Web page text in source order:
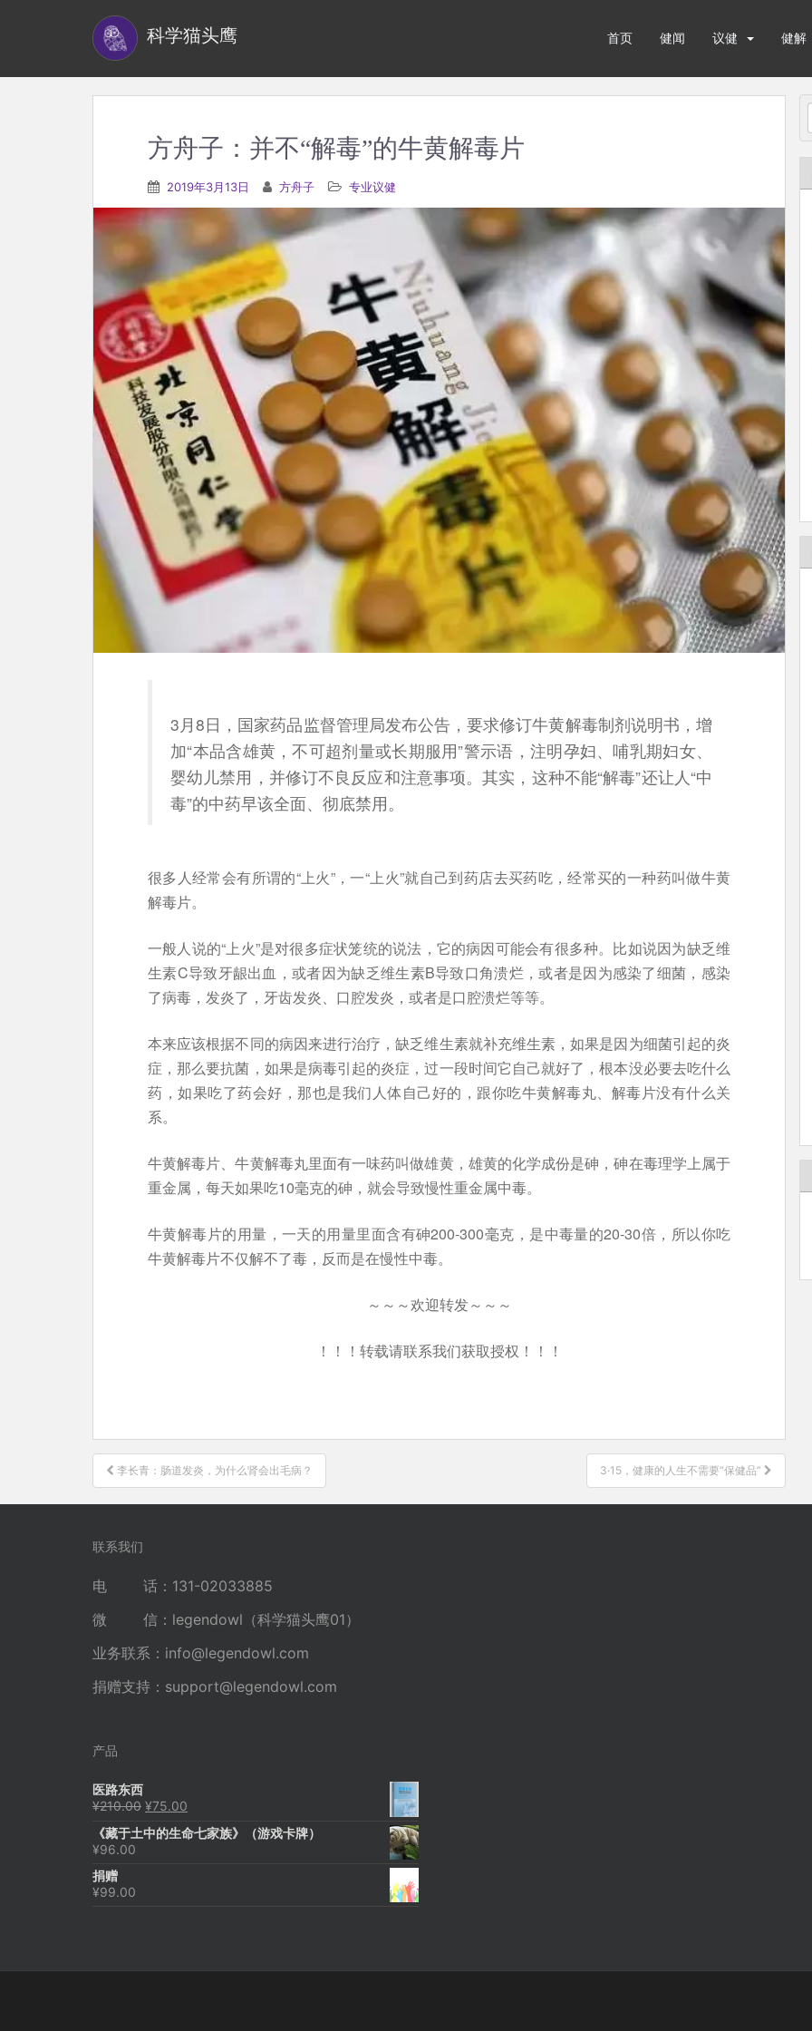
科学猫头鹰 首页 健闻 议健 健解
方舟子：并不“解毒”的牛黄解毒片
2019年3月13日 方舟子 专业议健
3月8日，国家药品监督管理局发布公告，要求修订牛黄解毒制剂说明书，增
加“本品含雄黄，不可超剂量或长期服用”警示语，注明孕妇、哺乳期妇女、
婴幼儿禁用，并修订不良反应和注意事项。其实，这种不能“解毒”还让人“中
毒”的中药早该全面、彻底禁用。
很多人经常会有所谓的“上火”，一“上火”就自己到药店去买药吃，经常买的一种药叫做牛黄
解毒片。
一般人说的“上火”是对很多症状笼统的说法，它的病因可能会有很多种。比如说因为缺乏维
生素C导致牙龈出血，或者因为缺乏维生素B导致口角溃烂，或者是因为感染了细菌，感染
了病毒，发炎了，牙齿发炎、口腔发炎，或者是口腔溃烂等等。
本来应该根据不同的病因来进行治疗，缺乏维生素就补充维生素，如果是因为细菌引起的炎
症，那么要抗菌，如果是病毒引起的炎症，过一段时间它自己就好了，根本没必要去吃什么
药，如果吃了药会好，那也是我们人体自己好的，跟你吃牛黄解毒丸、解毒片没有什么关
系。
牛黄解毒片、牛黄解毒丸里面有一味药叫做雄黄，雄黄的化学成份是砷，砷在毒理学上属于
重金属，每天如果吃10毫克的砷，就会导致慢性重金属中毒。
牛黄解毒片的用量，一天的用量里面含有砷200-300毫克，是中毒量的20-30倍，所以你吃
牛黄解毒片不仅解不了毒，反而是在慢性中毒。
～～～欢迎转发～～～
！！！转载请联系我们获取授权！！！
文
章
导
李长青：肠道发炎，为什么肾会出毛病？ 3·15，健康的人生不需要“保健品”
联系我们
电 话：131-02033885
微 信：legendowl（科学猫头鹰01）
业务联系： info@legendowl.com
捐赠支持： support@legendowl.com
产品
医路东西
¥210.00 原
为：
¥75.00
价
《藏于土中的生命七家族》（游戏卡牌）
¥96.00
捐赠
¥99.00